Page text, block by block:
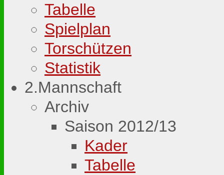
Tabelle
Spielplan
Torschützen
Statistik
2.Mannschaft
Archiv
Saison 2012/13
Kader
Tabelle